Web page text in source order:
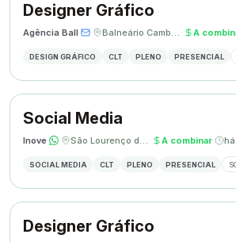
Designer Gráfico
Agência Ball· · Balneário Camboriú, SC · A
DESIGN GRÁFICO CLT PLENO PRESENCIAL
Social Media
Inove· · São Lourenço do Oeste, SC · A combinar·
SOCIAL MEDIA CLT PLENO PRESENCIAL
Designer Gráfico